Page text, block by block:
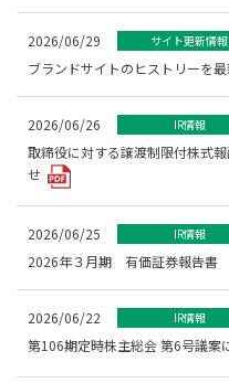
2026/06/29 サイト更新情報
ブランドサイトのヒストリーを
2026/06/26 IR情報
取締役に対する譲渡制限付株式
せ
2026/06/25 IR情報
2026年３月期 有価証券報告書
2026/06/22 IR情報
第106期定時株主総会 第6号議案